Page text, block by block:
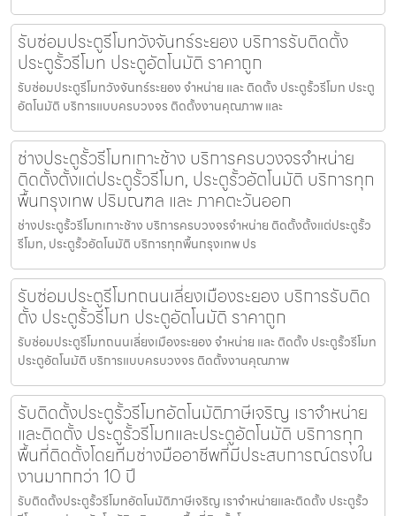
รับซ่อมประตูรีโมทวังจันทร์ระยอง บริการรับติดตั้ง
ประตูรั้วรีโมท ประตูอัตโนมัติ ราคาถูก
รับซ่อมประตูรีโมทวังจันทร์ระยอง จำหน่าย และ ติดตั้ง ประตูรั้วรีโมท ประตู
อัตโนมัติ บริการแบบครบวงจร ติดตั้งงานคุณภาพ และ
ช่างประตูรั้วรีโมทเกาะช้าง บริการครบวงจรจำหน่าย
ติดตั้งตั้งแต่ประตูรั้วรีโมท, ประตูรั้วอัตโนมัติ บริการทุก
พื้นกรุงเทพ ปริมณฑล และ ภาคตะวันออก
ช่างประตูรั้วรีโมทเกาะช้าง บริการครบวงจรจำหน่าย ติดตั้งตั้งแต่ประตูรั้ว
รีโมท, ประตูรั้วอัตโนมัติ บริการทุกพื้นกรุงเทพ ปร
รับซ่อมประตูรีโมทถนนเลี่ยงเมืองระยอง บริการรับติด
ตั้ง ประตูรั้วรีโมท ประตูอัตโนมัติ ราคาถูก
รับซ่อมประตูรีโมทถนนเลี่ยงเมืองระยอง จำหน่าย และ ติดตั้ง ประตูรั้วรีโมท
ประตูอัตโนมัติ บริการแบบครบวงจร ติดตั้งงานคุณภาพ
รับติดตั้งประตูรั้วรีโมทอัตโนมัติภาษีเจริญ เราจำหน่าย
และติดตั้ง ประตูรั้วรีโมทและประตูอัตโนมัติ บริการทุก
พื้นที่ติดตั้งโดยทีมช่างมืออาชีพที่มีประสบการณ์ตรงใน
งานมากกว่า 10 ปี
รับติดตั้งประตูรั้วรีโมทอัตโนมัติภาษีเจริญ เราจำหน่ายและติดตั้ง ประตูรั้ว